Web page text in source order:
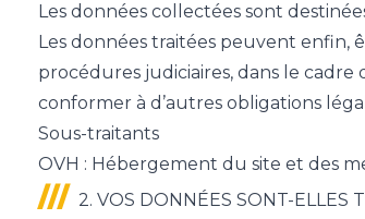
Les données collectées sont
Les données traitées peuvent enfin,
procédures judiciaires, dans le
conformer à d’autres obligations
Sous-traitants
OVH : Hébergement du site et des
2. VOS DONNÉES SONT-ELLES